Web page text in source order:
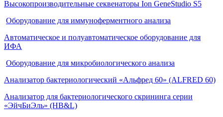
Высокопроизводительные секвенаторы Ion GeneStudio S5
Оборудование для иммуноферментного анализа
Автоматическое и полуавтоматическое оборудование для
ИФА
Оборудование для микробиологического анализа
Анализатор бактериологический «Альфред 60» (ALFRED 60)
Анализатор для бактериологического скрининга серии
«ЭйчБиЭль» (HB&L)